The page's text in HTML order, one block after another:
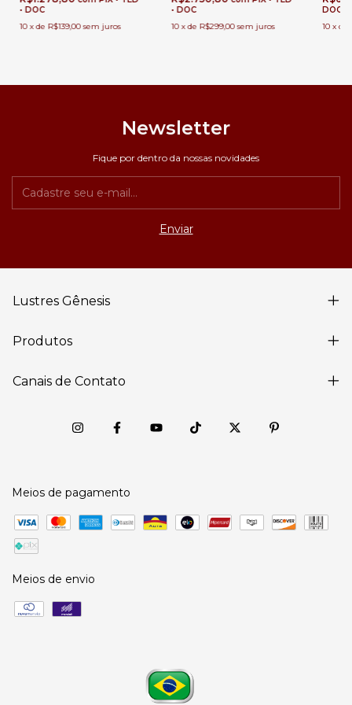
• DOC
10 xde R$139,00 sem juros
• DOC
10 xde R$299,00 sem juros
DOC
10 x de
Newsletter
Fique por dentro da nossas novidades
Lustres Gênesis
Produtos
Canais de Contato
Meios de pagamento
Meios de envio